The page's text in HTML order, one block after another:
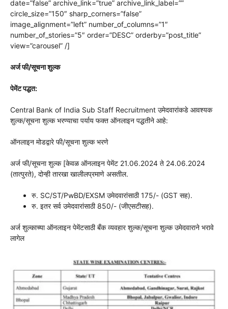
date=”false” archive_link=”true” archive_link_label=””
circle_size=”150″ sharp_corners=”false”
image_alignment=”left” number_of_columns=”1″
number_of_stories=”5″ order=”DESC” orderby=”post_title”
view=”carousel” /]
अर्ज फी/सूचना शुल्क
पेमेंट पद्धत:
Central Bank of India Sub Staff Recruitment उमेदवारांकडे आवश्यक
शुल्क/सूचना शुल्क भरण्याचा पर्याय फक्त ऑनलाइन पद्धतीने आहे:
ऑनलाइन मोडद्वारे फी/सूचना शुल्क भरणे
अर्ज फी/सूचना शुल्क [केवळ ऑनलाइन पेमेंट 21.06.2024 ते 24.06.2024
(तात्पुरते), दोन्ही तारखा खालीलप्रमाणे असतील.
रु. SC/ST/PwBD/EXSM उमेदवारांसाठी 175/- (GST सह).
रु. इतर सर्व उमेदवारांसाठी 850/- (जीएसटीसह).
अर्ज शुल्काच्या ऑनलाइन पेमेंटसाठी बँक व्यवहार शुल्क/सूचना शुल्क उमेदवाराने भरावे
लागेल